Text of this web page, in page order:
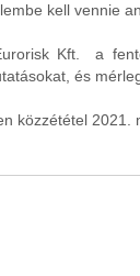
kell vennie
Kft. a
és
közzététel 2021.